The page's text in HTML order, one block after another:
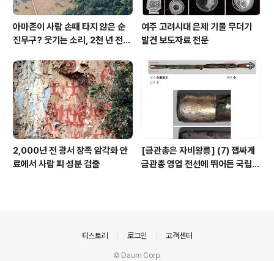
아마존이 사람 손때 타지 않은 순
진무구? 웃기는 소리, 2천 년 전에
여주 고려시대 은제 기물 무더기
발견 보도자료 전문
2,000년 전 광서 장족 암각화 안
료에서 사람 피 성분 검출
[금관총은 자비왕릉] (7) 잽싸게
금관총 영업 전선에 뛰어든 국립박
티스토리 로그인 고객센터
© Daum Corp.